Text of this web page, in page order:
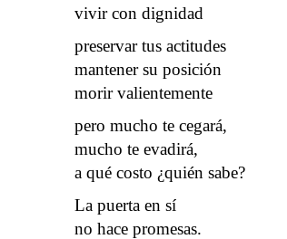
vivir con dignidad
preservar tus actitudes
mantener su posición
morir valientemente
pero mucho te cegará,
mucho te evadirá,
a qué costo ¿quién sabe?
La puerta en sí
no hace promesas.